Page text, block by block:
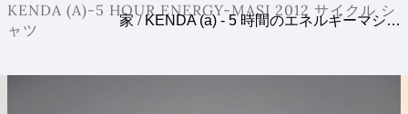
KENDA (A)-5 HOUR ENERGY-MASI 2012 サイクル シ
ャツ
家 / KENDA (a) - 5 時間のエネルギーマシ…